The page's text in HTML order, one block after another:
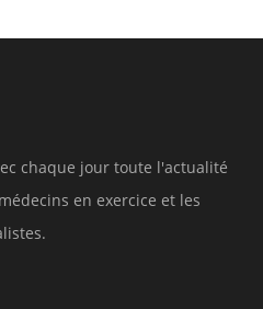
chaque jour toute l'actualité
en exercice et les